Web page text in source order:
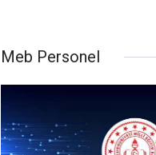
Meb Personel